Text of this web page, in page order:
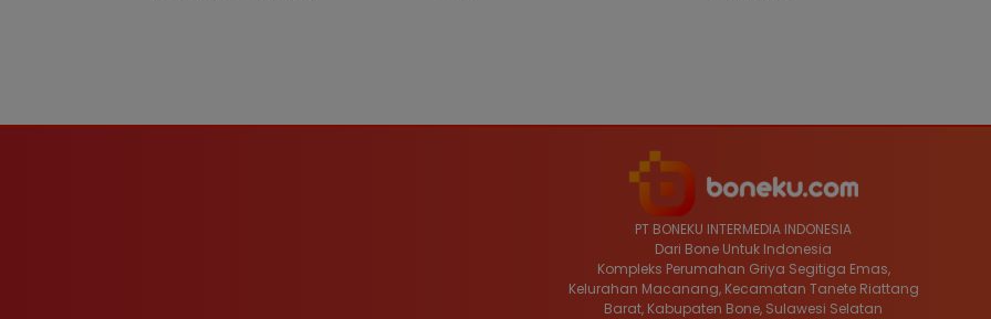
PT BONEKU INTERMEDIA INDONESIA
Dari Bone Untuk Indonesia
Kompleks Perumahan Griya Segitiga Emas,
Kelurahan Macanang, Kecamatan Tanete Riattang
Barat, Kabupaten Bone, Sulawesi Selatan